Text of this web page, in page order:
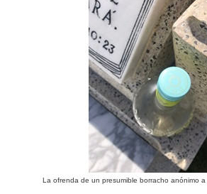
La ofrenda de un presumible borracho anónimo